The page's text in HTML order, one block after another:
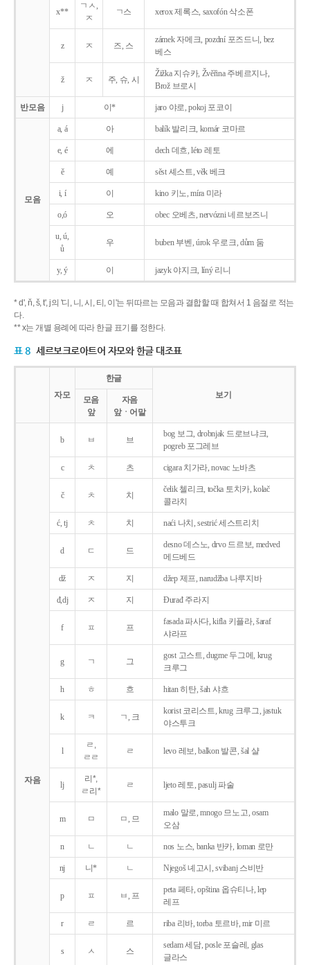
x**
ㄱㅅ,
ㅈ
ㄱ스 xerox 제록스, saxofón 삭소폰
z ㅈ 즈, 스
zámek 자메크, pozdní 포즈드니, bez
베스
ž ㅈ 주, 슈, 시
Žižka 지슈카, Žvěřina 주베르지나,
Brož 브로시
반모음 j 이* jaro 야로, pokoj 포코이
모음
a, á 아 balík 발리크, komár 코마르
e, é 에 dech 데흐, léto 레토
ě 예 sěst 셰스트, věk 베크
i, í 이 kino 키노, míra 미라
o,ó 오 obec 오베츠, nervózni 네르보즈니
u, ú,
ů
우 buben 부벤, úrok 우로크, dům 둠
y, ý 이 jazyk야지크, líný 리니
* d', ň, š, t', j의 '디, 니, 시, 티, 이'는 뒤따르는 모음과 결합할 때 합쳐서 1 음절로 적는
다.
** x는 개별 용례에 따라 한글 표기를 정한다.
표 8 세르보크로아트어 자모와 한글 대조표
자모
한글
보기
모음
앞
자음
앞ㆍ어말
자음
b ㅂ 브
bog 보그, drobnjak 드로브냐크,
pogreb 포그레브
c ㅊ 츠 cigara 치가라, novac 노바츠
č ㅊ 치
čelik 첼리크, točka 토치카, kolač
콜라치
ć, tj ㅊ 치 naći 나치, sestrić 세스트리치
d ㄷ 드
desno 데스노, drvo 드르보, medved
메드베드
dž ㅈ 지 džep 제프, narudžba 나루지바
đ,dj ㅈ 지 Ðurađ 주라지
f ㅍ 프
fasada 파사다, kifla 키플라, šaraf
샤라프
g ㄱ 그
gost 고스트, dugme 두그메, krug
크루그
h ㅎ 흐 hitan 히탄, šah 샤흐
k ㅋ ㄱ, 크
korist 코리스트, krug 크루그, jastuk
야스투크
l
ㄹ,
ㄹㄹ
ㄹ levo 레보, balkon 발콘, šal 샬
lj
리*,
ㄹ리*
ㄹ ljeto 레토, pasulj 파술
m ㅁ ㅁ, 므
malo 말로, mnogo 므노고, osam
오삼
n ㄴ ㄴ nos 노스, banka 반카, loman 로만
nj 니* ㄴ Njegoš 녜고시, svibanj 스비반
p ㅍ ㅂ, 프
peta 페타, opština 옵슈티나, lep
레프
r ㄹ 르 riba 리바, torba 토르바, mir 미르
s ㅅ 스
sedam 세담, posle 포슬레, glas
글라스